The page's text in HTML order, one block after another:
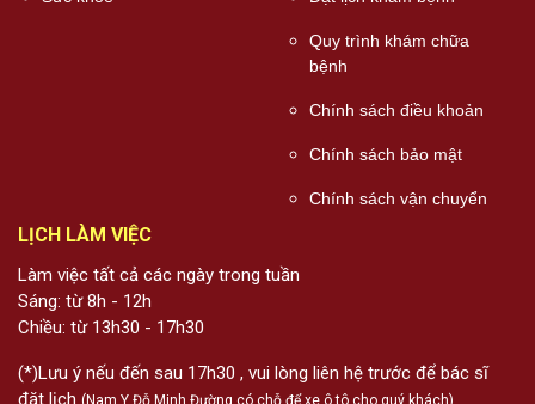
Quy trình khám chữa
bệnh
Chính sách điều khoản
Chính sách bảo mật
Chính sách vận chuyển
LỊCH LÀM VIỆC
Làm việc tất cả các ngày trong tuần
Sáng: từ 8h - 12h
Chiều: từ 13h30 - 17h30
(*)Lưu ý nếu đến sau 17h30 , vui lòng liên hệ trước để bác sĩ
đặt lịch (Nam Y Đỗ Minh Đường có chỗ để xe ô tô cho quý khách)